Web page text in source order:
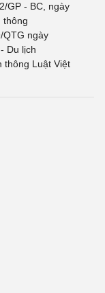
GP - BC, ngày
thông
QTG ngày
Du lịch
thông Luật Việt